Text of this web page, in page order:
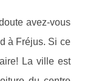
avez-vous
à Fréjus. Si ce
La ville est